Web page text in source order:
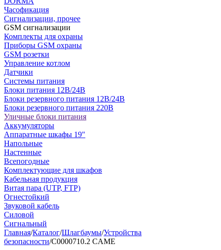
Часофикация
Сигнализации, прочее
GSM сигнализации
Комплекты для охраны
Приборы GSM охраны
GSM розетки
Управление котлом
Датчики
Системы питания
Блоки питания 12В/24В
Блоки резервного питания 12В/24В
Блоки резервного питания 220В
Уличные блоки питания
Аккумуляторы
Аппаратные шкафы 19"
Напольные
Настенные
Всепогодные
Комплектующие для шкафов
Кабельная продукция
Витая пара (UTP, FTP)
Огнестойкий
Звуковой кабель
Силовой
Сигнальный
Главная/Каталог/Шлагбаумы/Устройства
безопасности/C0000710.2 CAME